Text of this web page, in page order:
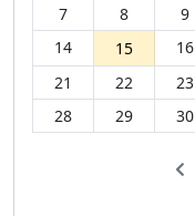
7
8 9
14
15 16
21
22 23
28
29 30